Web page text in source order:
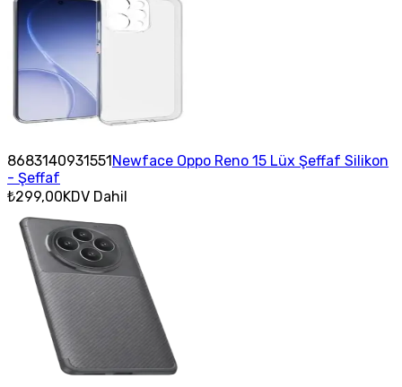
8683140931551Newface Oppo Reno 15 Lüx Şeffaf Silikon
- Şeffaf
₺299,00KDV Dahil